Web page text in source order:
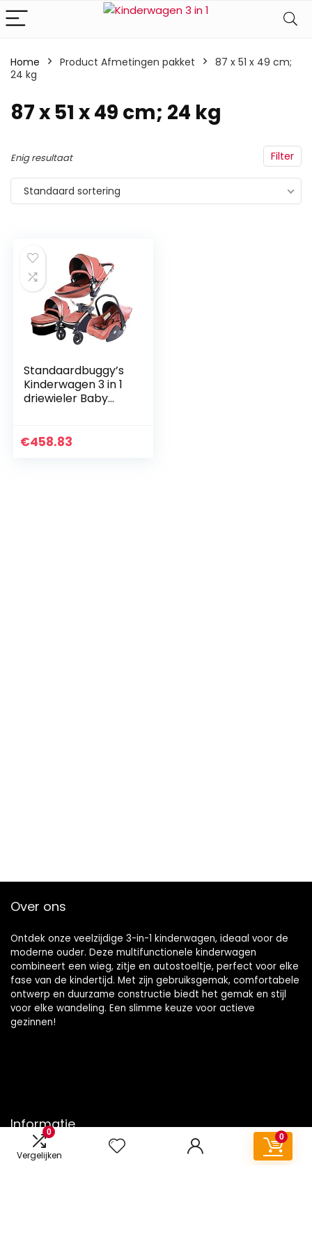
0
Vergelijken
0
Home Product Afmetingen pakket
‎87 x 51 x 49 cm;
24 kg
‎87 x 51 x 49 cm; 24 kg
Filter
Enig resultaat
Standaard sortering
Standaardbuggy’s
Kinderwagen 3 in 1
driewieler Baby
Wandelwagen
€458.83
Over ons
Ontdek onze veelzijdige 3-in-1 kinderwagen, ideaal voor de
moderne ouder. Deze multifunctionele kinderwagen
combineert een wieg, zitje en autostoeltje, perfect voor elke
fase van de kindertijd. Met zijn gebruiksgemak, comfortabele
ontwerp en duurzame constructie biedt het gemak en stijl
voor elke wandeling. Een slimme keuze voor actieve
gezinnen!
Informatie
Contact